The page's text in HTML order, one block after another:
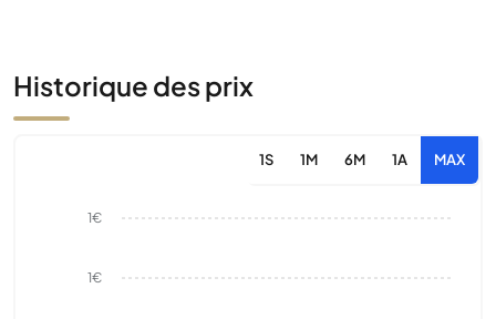
Historique des prix
1S 1M 6M 1A MAX
1€
1€